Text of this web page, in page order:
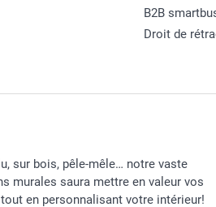
B2B
Droit de
sur bois, pêle-mêle… notre vaste
murales saura mettre en valeur vos
en personnalisant votre intérieur!